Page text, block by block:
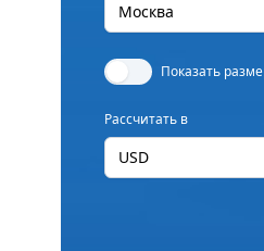
Москва
Показать
Рассчитать в
USD